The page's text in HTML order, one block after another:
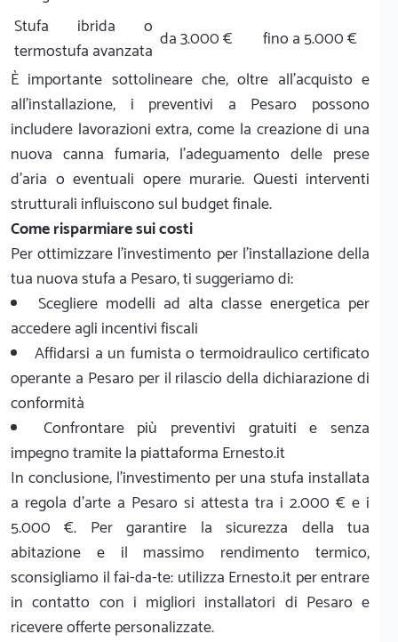
Stufa ibrida o
termostufa avanzata da 3.000 €
fino a 5.000 €
È importante sottolineare che, oltre all'acquisto e
all'installazione, i preventivi a Pesaro possono
includere lavorazioni extra, come la creazione di una
nuova canna fumaria, l'adeguamento delle prese
d'aria o eventuali opere murarie. Questi interventi
strutturali influiscono sul budget finale.
Come risparmiare sui costi
Per ottimizzare l'investimento per l'installazione della
tua nuova stufa a Pesaro, ti suggeriamo di:
Scegliere modelli ad alta classe energetica per
accedere agli incentivi fiscali
Affidarsi a un fumista o termoidraulico certificato
operante a Pesaro per il rilascio della dichiarazione di
conformità
Confrontare più preventivi gratuiti e senza
impegno tramite la piattaforma Ernesto.it
In conclusione, l'investimento per una stufa installata
a regola d'arte a Pesaro si attesta tra i 2.000 € e i
5.000 €. Per garantire la sicurezza della tua
abitazione e il massimo rendimento termico,
sconsigliamo il fai-da-te: utilizza Ernesto.it per entrare
in contatto con i migliori installatori di Pesaro e
ricevere offerte personalizzate.